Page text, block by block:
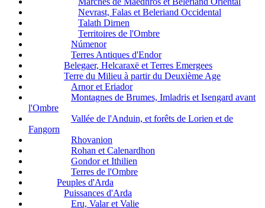
Nevrast, Falas et Beleriand Occidental
Talath Dirnen
Territoires de l'Ombre
Númenor
Terres Antiques d'Endor
Belegaer, Helcaraxë et Terres Emergees
Terre du Milieu à partir du Deuxième Age
Arnor et Eriador
Montagnes de Brumes, Imladris et Isengard avant
l'Ombre
Vallée de l'Anduin, et forêts de Lorien et de
Fangorn
Rhovanion
Rohan et Calenardhon
Gondor et Ithilien
Terres de l'Ombre
Peuples d'Arda
Puissances d'Arda
Eru, Valar et Valie